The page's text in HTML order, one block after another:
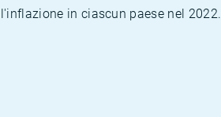
in ciascun paese nel 2022.